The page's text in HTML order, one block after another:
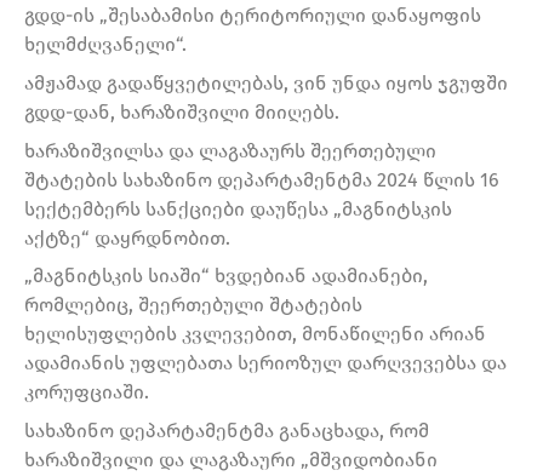
გდდ-ის „შესაბამისი ტერიტორიული დანაყოფის
ხელმძღვანელი“.
ამჟამად გადაწყვეტილებას, ვინ უნდა იყოს ჯგუფში
გდდ-დან, ხარაზიშვილი მიიღებს.
ხარაზიშვილსა და ლაგაზაურს შეერთებული
შტატების სახაზინო დეპარტამენტმა 2024 წლის 16
სექტემბერს სანქციები დაუწესა „მაგნიტსკის
აქტზე“ დაყრდნობით.
„მაგნიტსკის სიაში“ ხვდებიან ადამიანები,
რომლებიც, შეერთებული შტატების
ხელისუფლების კვლევებით, მონაწილენი არიან
ადამიანის უფლებათა სერიოზულ დარღვევებსა და
კორუფციაში.
სახაზინო დეპარტამენტმა განაცხადა, რომ
ხარაზიშვილი და ლაგაზაური „მშვიდობიანი